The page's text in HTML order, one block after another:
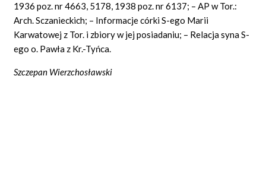
1936 poz. nr 4663, 5178, 1938 poz. nr 6137; – AP w Tor.:
Arch. Sczanieckich; – Informacje córki S-ego Marii
Karwatowej z Tor. i zbiory w jej posiadaniu; – Relacja syna S-
ego o. Pawła z Kr.-Tyńca.
Szczepan Wierzchosławski